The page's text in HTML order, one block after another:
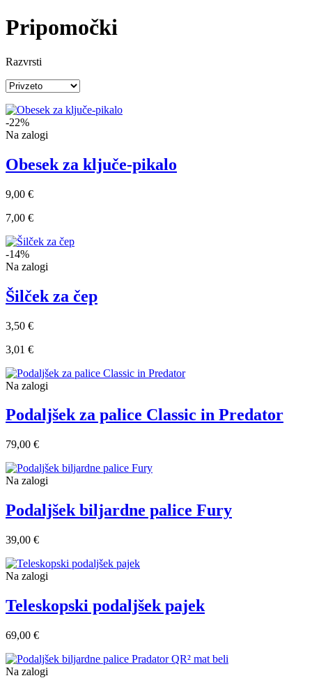
Pripomočki
Razvrsti
-22%
Na zalogi
Obesek za ključe-pikalo
9,00 €
7,00 €
-14%
Na zalogi
Šilček za čep
3,50 €
3,01 €
Na zalogi
Podaljšek za palice Classic in Predator
79,00 €
Na zalogi
Podaljšek biljardne palice Fury
39,00 €
Na zalogi
Teleskopski podaljšek pajek
69,00 €
Na zalogi